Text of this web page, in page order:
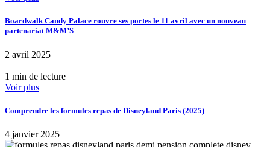
Boardwalk Candy Palace rouvre ses portes le 11 avril avec un nouveau
partenariat M&M’S
2 avril 2025
1 min de lecture
Voir plus
Comprendre les formules repas de Disneyland Paris (2025)
4 janvier 2025